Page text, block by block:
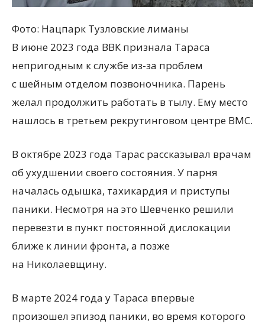
Фото: Нацпарк Тузловские лиманы
В июне 2023 года ВВК признала Тараса
непригодным к службе из-за проблем
с шейным отделом позвоночника. Парень
желал продолжить работать в тылу. Ему место
нашлось в третьем рекрутинговом центре ВМС.
В октябре 2023 года Тарас рассказывал врачам
об ухудшении своего состояния. У парня
началась одышка, тахикардия и приступы
паники. Несмотря на это Шевченко решили
перевезти в пункт постоянной дислокации
ближе к линии фронта, а позже
на Николаевщину.
В марте 2024 года у Тараса впервые
произошел эпизод паники, во время которого